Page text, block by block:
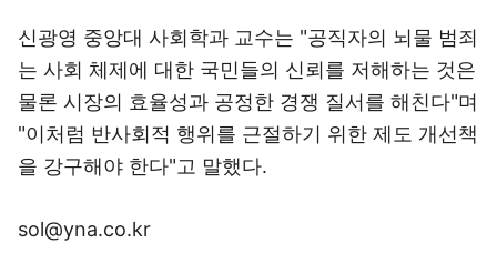
신광영 중앙대 사회학과 교수는 "공직자의 뇌물 범죄
는 사회 체제에 대한 국민들의 신뢰를 저해하는 것은
물론 시장의 효율성과 공정한 경쟁 질서를 해친다"며
"이처럼 반사회적 행위를 근절하기 위한 제도 개선책
을 강구해야 한다"고 말했다.
sol@yna.co.kr